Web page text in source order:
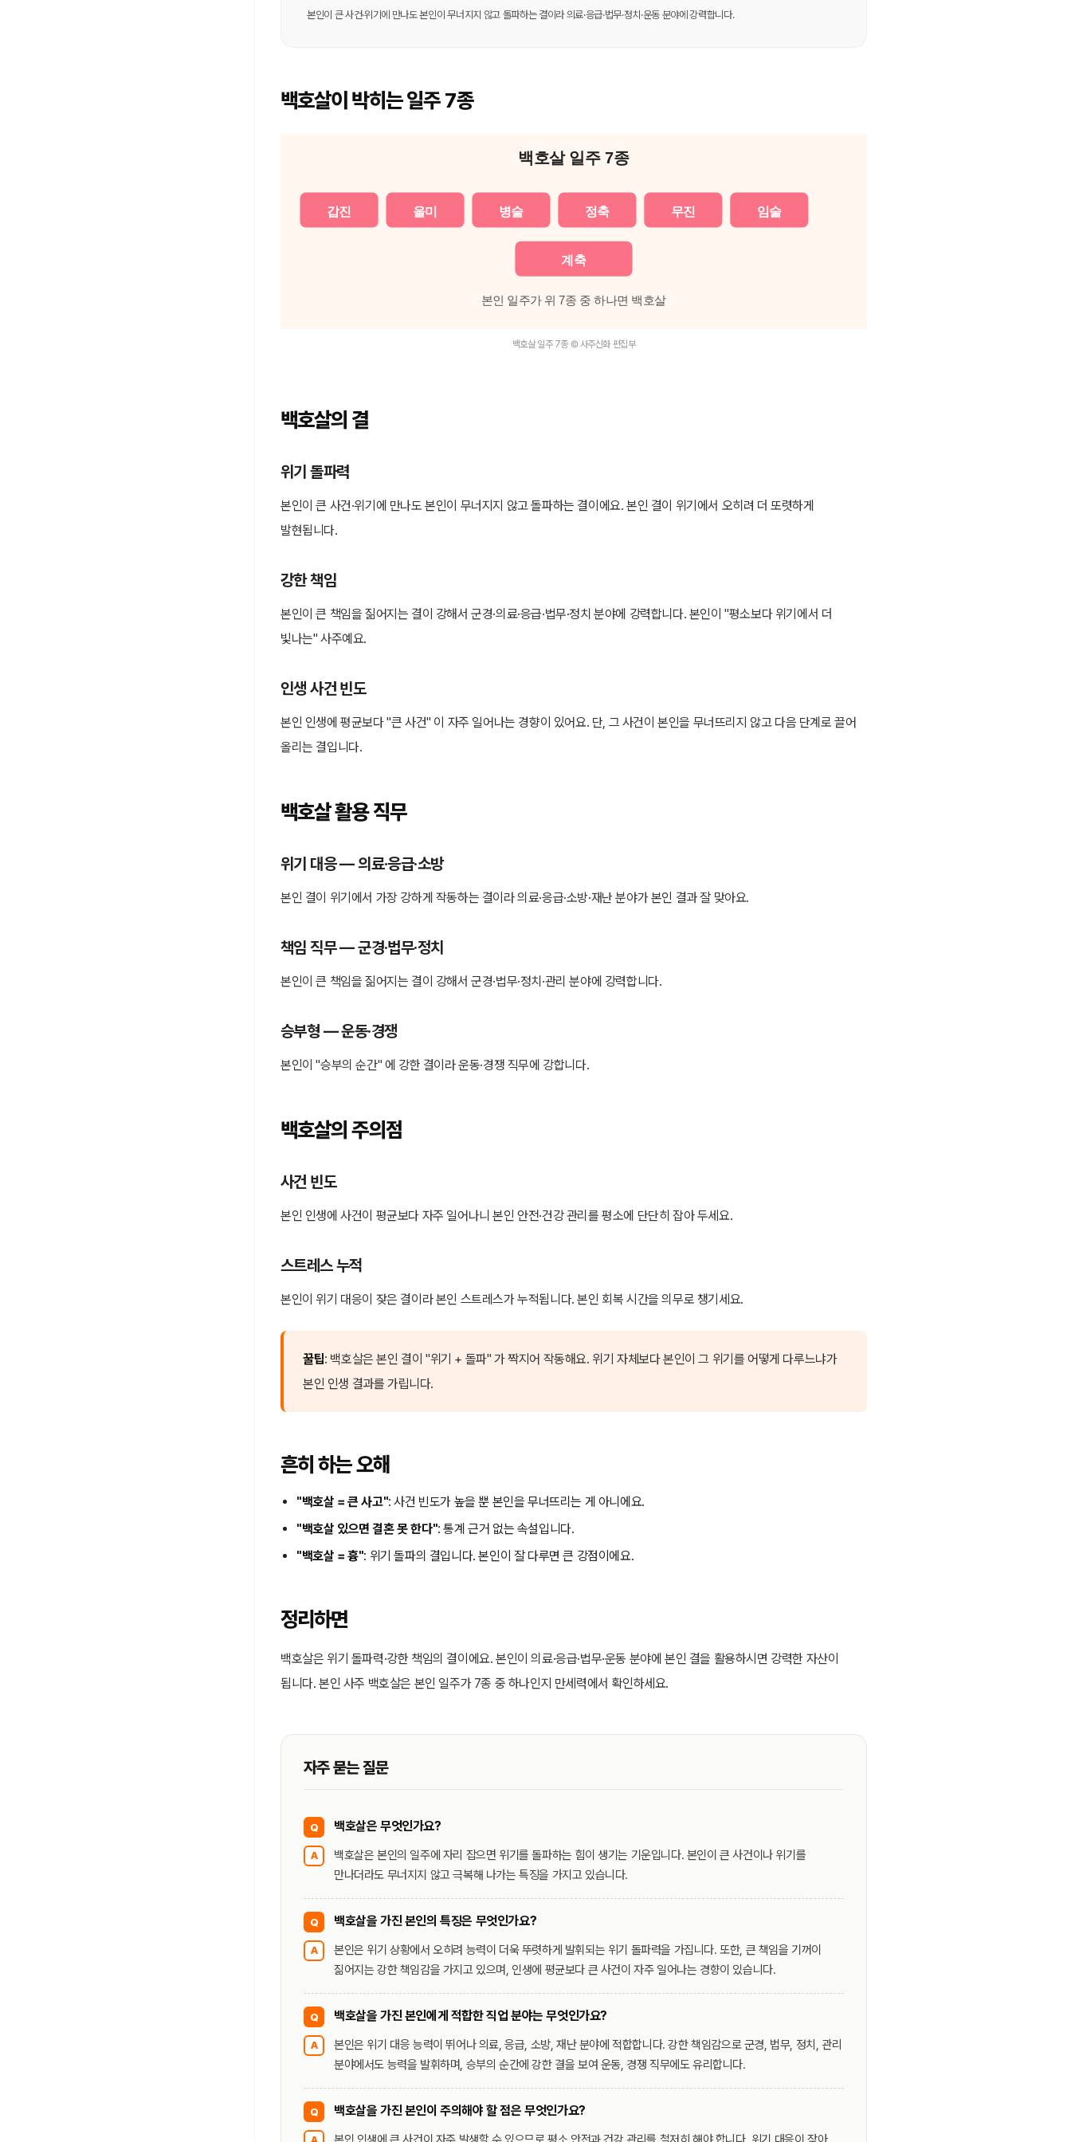
본인이 큰 사건·위기에 만나도 본인이 무너지지 않고 돌파하는 결이라 의료·응급·법무·정치·운동 분야에 강력합니다.
백호살이 박히는 일주 7종
백호살 일주 7종
갑진 을미 병술 정축 무진 임술
계축
본인 일주가 위 7종 중 하나면 백호살
백호살 일주 7종 © 사주신화 편집부
백호살의 결
위기 돌파력
본인이 큰 사건·위기에 만나도 본인이 무너지지 않고 돌파하는 결이에요. 본인 결이 위기에서 오히려 더 또렷하게
발현됩니다.
강한 책임
본인이 큰 책임을 짊어지는 결이 강해서 군경·의료·응급·법무·정치 분야에 강력합니다. 본인이 "평소보다 위기에서 더
빛나는" 사주예요.
인생 사건 빈도
본인 인생에 평균보다 "큰 사건" 이 자주 일어나는 경향이 있어요. 단, 그 사건이 본인을 무너뜨리지 않고 다음 단계로 끌어
올리는 결입니다.
백호살 활용 직무
위기 대응 — 의료·응급·소방
본인 결이 위기에서 가장 강하게 작동하는 결이라 의료·응급·소방·재난 분야가 본인 결과 잘 맞아요.
책임 직무 — 군경·법무·정치
본인이 큰 책임을 짊어지는 결이 강해서 군경·법무·정치·관리 분야에 강력합니다.
승부형 — 운동·경쟁
본인이 "승부의 순간" 에 강한 결이라 운동·경쟁 직무에 강합니다.
백호살의 주의점
사건 빈도
본인 인생에 사건이 평균보다 자주 일어나니 본인 안전·건강 관리를 평소에 단단히 잡아 두세요.
스트레스 누적
본인이 위기 대응이 잦은 결이라 본인 스트레스가 누적됩니다. 본인 회복 시간을 의무로 챙기세요.
꿀팁: 백호살은 본인 결이 "위기 + 돌파" 가 짝지어 작동해요. 위기 자체보다 본인이 그 위기를 어떻게 다루느냐가
본인 인생 결과를 가립니다.
흔히 하는 오해
"백호살 = 큰 사고": 사건 빈도가 높을 뿐 본인을 무너뜨리는 게 아니에요.
"백호살 있으면 결혼 못 한다": 통계 근거 없는 속설입니다.
"백호살 = 흉": 위기 돌파의 결입니다. 본인이 잘 다루면 큰 강점이에요.
정리하면
백호살은 위기 돌파력·강한 책임의 결이에요. 본인이 의료·응급·법무·운동 분야에 본인 결을 활용하시면 강력한 자산이
됩니다. 본인 사주 백호살은 본인 일주가 7종 중 하나인지 만세력에서 확인하세요.
자주 묻는 질문
Q 백호살은 무엇인가요?
A
백호살은 본인의 일주에 자리 잡으면 위기를 돌파하는 힘이 생기는 기운입니다. 본인이 큰 사건이나 위기를
만나더라도 무너지지 않고 극복해 나가는 특징을 가지고 있습니다.
Q 백호살을 가진 본인의 특징은 무엇인가요?
A
본인은 위기 상황에서 오히려 능력이 더욱 뚜렷하게 발휘되는 위기 돌파력을 가집니다. 또한, 큰 책임을 기꺼이
짊어지는 강한 책임감을 가지고 있으며, 인생에 평균보다 큰 사건이 자주 일어나는 경향이 있습니다.
Q 백호살을 가진 본인에게 적합한 직업 분야는 무엇인가요?
A
본인은 위기 대응 능력이 뛰어나 의료, 응급, 소방, 재난 분야에 적합합니다. 강한 책임감으로 군경, 법무, 정치, 관리
분야에서도 능력을 발휘하며, 승부의 순간에 강한 결을 보여 운동, 경쟁 직무에도 유리합니다.
Q 백호살을 가진 본인이 주의해야 할 점은 무엇인가요?